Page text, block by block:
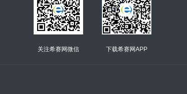
关注希赛网微信 下载希赛网APP